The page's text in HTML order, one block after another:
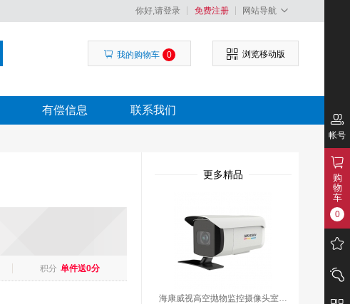
你好,请登录 免费注册 网站导航
我的购物车 0 浏览移动版
有偿信息 联系我们
积分 单件送0分
更多精品
海康威视高空抛物监控摄像头室外枪机 2K高清全彩夜视POE网络摄像机户外探头手机远程监控器安防设备 【800万高清】DS-2CD3T86WDA-PW
帐号
购
物
车
0